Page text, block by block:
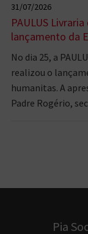
31/07/2026
PAULUS
lançamento da
No dia 25, a
realizou o
humanitas. A
Padre Rogério,
Pia